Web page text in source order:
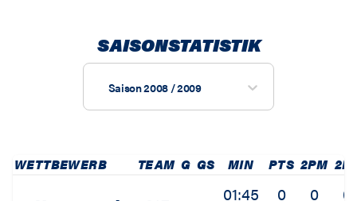
SAISONSTATISTIK
Saison 2008 / 2009
WETTBEWERB TEAM G GS MIN PTS 2PM
01:45
0
0
0